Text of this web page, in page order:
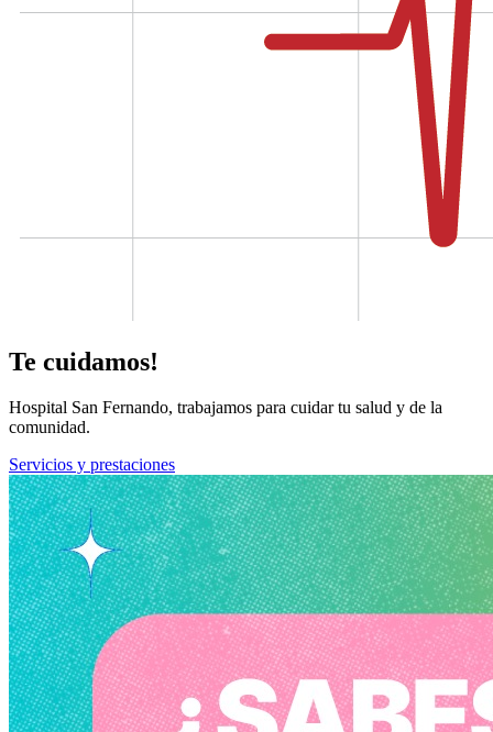
Te cuidamos!
Hospital San Fernando, trabajamos para cuidar tu salud y de la
comunidad.
Servicios y prestaciones